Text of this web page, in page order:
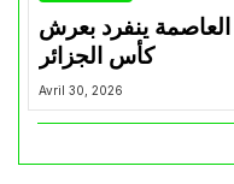
العاصمة ينفرد بعرش
كأس الجزائر
Avril 30, 2026